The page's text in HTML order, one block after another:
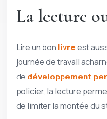
La lecture
Lire un bon livreest
journée de travail
de développement
policier, la lecture
de limiter la montée du